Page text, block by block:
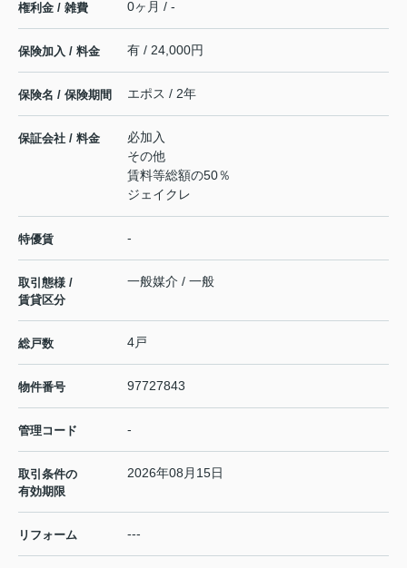
権利金 / 雑費 0ヶ月 / -
保険加入 / 料金 有 / 24,000円
保険名 / 保険期間 エポス / 2年
保証会社 / 料金
必加入
その他
賃料等総額の50％
ジェイクレ
特優賃 -
取引態様 /
賃貸区分
一般媒介 / 一般
総戸数 4戸
物件番号 97727843
管理コード -
取引条件の
有効期限
2026年08月15日
リフォーム ---